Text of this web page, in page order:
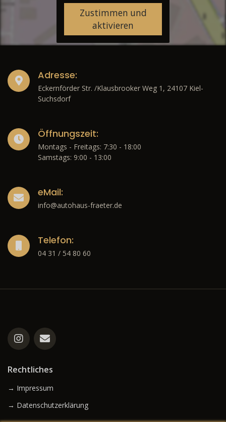
Zustimmen und
aktivieren
Adresse:
Eckernförder Str. /Klausbrooker Weg 1, 24107 Kiel-
Suchsdorf
Öffnungszeit:
Montags - Freitags: 7:30 - 18:00
Samstags: 9:00 - 13:00
eMail:
info@autohaus-fraeter.de
Telefon:
04 31 / 54 80 60
Rechtliches
→ Impressum
→ Datenschutzerklärung